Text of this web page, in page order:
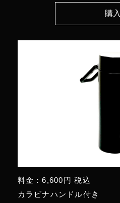
購入
料金：6,600円 税込
カラビナハンドル付き